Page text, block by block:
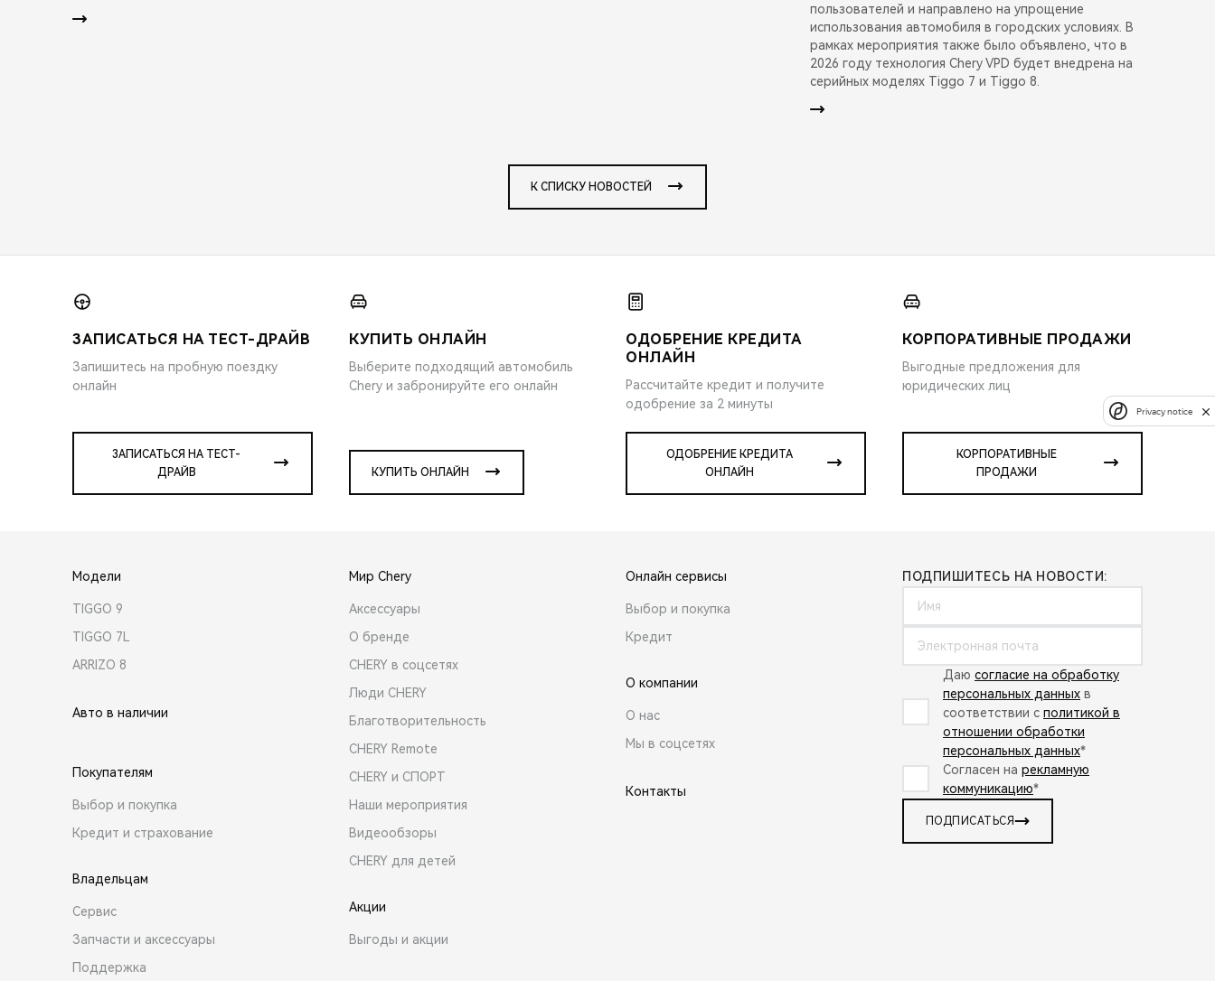
пользователей и направлено на упрощение
использования автомобиля в городских условиях. В
рамках мероприятия также было объявлено, что в
2026 году технология Chery VPD будет внедрена на
серийных моделях Tiggo 7 и Tiggo 8.
К СПИСКУ НОВОСТЕЙ
ЗАПИСАТЬСЯ НА ТЕСТ-ДРАЙВ
Запишитесь на пробную поездку
онлайн
ЗАПИСАТЬСЯ НА ТЕСТ-
ДРАЙВ
КУПИТЬ ОНЛАЙН
Выберите подходящий автомобиль
Chery и забронируйте его онлайн
КУПИТЬ ОНЛАЙН
ОДОБРЕНИЕ КРЕДИТА
ОНЛАЙН
Рассчитайте кредит и получите
одобрение за 2 минуты
ОДОБРЕНИЕ КРЕДИТА
ОНЛАЙН
КОРПОРАТИВНЫЕ ПРОДАЖИ
Выгодные предложения для
юридических лиц
КОРПОРАТИВНЫЕ
ПРОДАЖИ
Модели
TIGGO 9
TIGGO 7L
ARRIZO 8
Авто в наличии
Покупателям
Выбор и покупка
Кредит и страхование
Владельцам
Сервис
Запчасти и аксессуары
Поддержка
Мир Chery
Аксессуары
О бренде
CHERY в соцсетях
Люди CHERY
Благотворительность
CHERY Remote
CHERY и СПОРТ
Наши мероприятия
Видеообзоры
CHERY для детей
Акции
Выгоды и акции
Онлайн сервисы
Выбор и покупка
Кредит
О компании
О нас
Мы в соцсетях
Контакты
ПОДПИШИТЕСЬ НА НОВОСТИ:
Даю согласие на обработку
персональных данных в
соответствии с политикой в
отношении обработки
персональных данных*
Согласен на рекламную
коммуникацию*
ПОДПИСАТЬСЯ
Privacy notice